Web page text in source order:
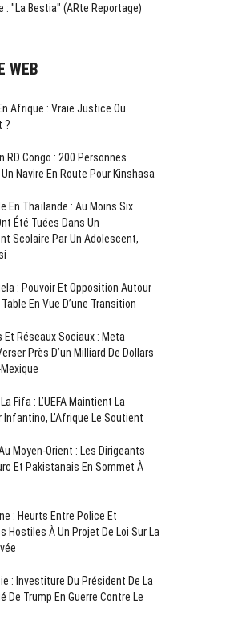
: "La Bestia" (ARte Reportage)
WEB
Afrique : Vraie Justice Ou
?
RD Congo : 200 Personnes
Navire En Route Pour Kinshasa
En Thaïlande : Au Moins Six
Été Tuées Dans Un
Scolaire Par Un Adolescent,
: Pouvoir Et Opposition Autour
En Vue D’une Transition
Et Réseaux Sociaux : Meta
Près D’un Milliard De Dollars
Fifa : L’UEFA Maintient La
Infantino, L’Afrique Le Soutient
Moyen-Orient : Les Dirigeants
Et Pakistanais En Sommet À
: Heurts Entre Police Et
Hostiles À Un Projet De Loi Sur La
: Investiture Du Président De La
De Trump En Guerre Contre Le